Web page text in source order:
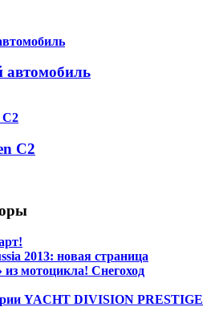
С2
2013: новая страница
из мотоцикла! Снегоход
YACHT DIVISION PRESTIGE